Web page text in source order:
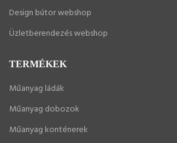
Design bútor webshop
Üzletberendezés webshop
TERMÉKEK
Műanyag ládák
Műanyag dobozok
Műanyag konténerek